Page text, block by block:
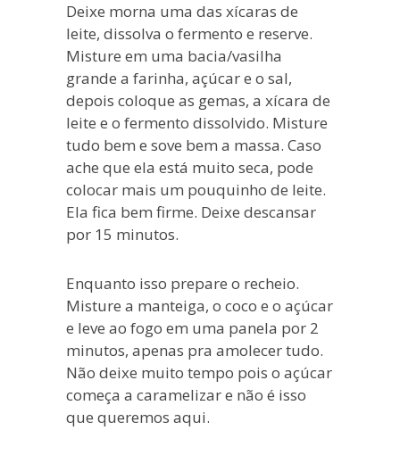
Deixe morna uma das xícaras de
leite, dissolva o fermento e reserve.
Misture em uma bacia/vasilha
grande a farinha, açúcar e o sal,
depois coloque as gemas, a xícara de
leite e o fermento dissolvido. Misture
tudo bem e sove bem a massa. Caso
ache que ela está muito seca, pode
colocar mais um pouquinho de leite.
Ela fica bem firme. Deixe descansar
por 15 minutos.
Enquanto isso prepare o recheio.
Misture a manteiga, o coco e o açúcar
e leve ao fogo em uma panela por 2
minutos, apenas pra amolecer tudo.
Não deixe muito tempo pois o açúcar
começa a caramelizar e não é isso
que queremos aqui.